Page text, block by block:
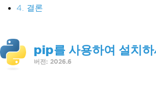
4. 결론
pip를 사용하여 설치하
버전: 2026.6